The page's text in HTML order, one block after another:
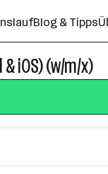
Blog & Tipps
iOS) (w/m/x)